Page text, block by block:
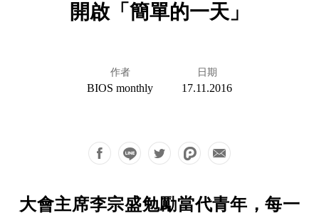
開啟「簡單的一天」
作者
BIOS monthly
日期
17.11.2016
大會主席李宗盛勉勵當代青年，每一